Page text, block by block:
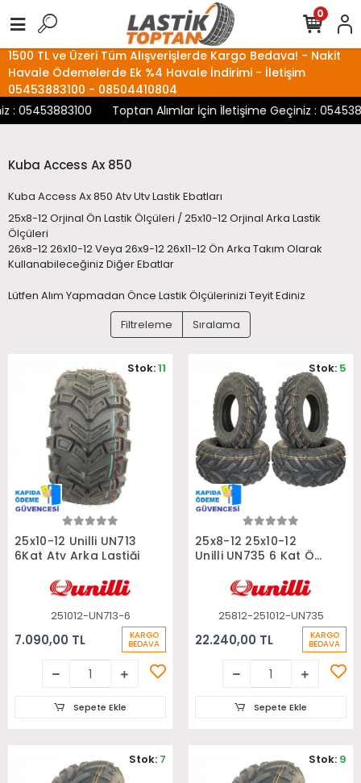
1500 TL ve Üzeri Tüm Alışverişlerde Kargo Bedava! - Nakit
Havale Ödemelerde Ek %4 Havale İndirimi - İletişim
05453883100 - 08504410804
05453883100
Toptan Alımlar İçin İletişime Geçiniz :
0
Kuba Access Ax 850
Kuba Access Ax 850 Atv Utv Lastik Ebatları
25x8-12 Orjinal Ön Lastik Ölçüleri / 25x10-12 Orjinal Arka Lastik
Ölçüleri
26x8-12 26x10-12 Veya 26x9-12 26x11-12 Ön Arka Takım Olarak
Kullanabileceğiniz Diğer Ebatlar
Lütfen Alım Yapmadan Önce Lastik Ölçülerinizi Teyit Ediniz
Filtreleme
Sıralama
Sepete Ekle
25x10-12 Unilli UN713
6Kat Atv Arka Lastiği
251012-UN713-6
7.090,00 TL KARGO
BEDAVA
Stok:11
Sepete Ekle
Sepete Ekle
25x8-12 25x10-12
Unilli UN735 6 Kat Ön
Lastiği
25812-251012-UN735
22.240,00 TL KARGO
BEDAVA
Stok: 5
Sepete Ekle
Stok: 7 Stok: 9